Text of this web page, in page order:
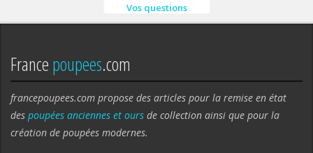
Vos questions
Francepoupees.com
francepoupees.com propose des articles pour la remise en état
des poupées anciennes et ours de collection ainsi que pour la
création de poupées modernes.